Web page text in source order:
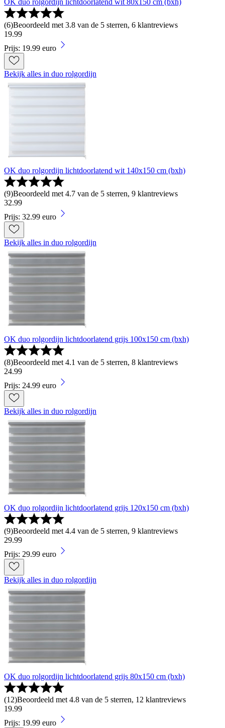
(6)Beoordeeld met 3.8 van de 5 sterren, 6 klantreviews
19.99
Prijs: 19.99 euro
Bekijk alles in duo rolgordijn
OK duo rolgordijn lichtdoorlatend wit 140x150 cm (bxh)
(9)Beoordeeld met 4.7 van de 5 sterren, 9 klantreviews
32.99
Prijs: 32.99 euro
Bekijk alles in duo rolgordijn
OK duo rolgordijn lichtdoorlatend grijs 100x150 cm (bxh)
(8)Beoordeeld met 4.1 van de 5 sterren, 8 klantreviews
24.99
Prijs: 24.99 euro
Bekijk alles in duo rolgordijn
OK duo rolgordijn lichtdoorlatend grijs 120x150 cm (bxh)
(9)Beoordeeld met 4.4 van de 5 sterren, 9 klantreviews
29.99
Prijs: 29.99 euro
Bekijk alles in duo rolgordijn
OK duo rolgordijn lichtdoorlatend grijs 80x150 cm (bxh)
(12)Beoordeeld met 4.8 van de 5 sterren, 12 klantreviews
19.99
Prijs: 19.99 euro